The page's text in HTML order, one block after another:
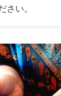
さい。